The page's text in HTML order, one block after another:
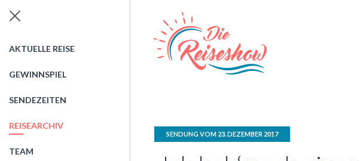
AKTUELLE REISE
GEWINNSPIEL
SENDEZEITEN
REISEARCHIV
TEAM
SENDUNG VOM 23. DEZEMBER 2017